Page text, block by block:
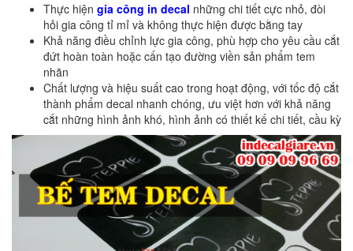
Thực hiện gia công in decal những chi tiết cực nhỏ, đòi
hỏi gia công tỉ mỉ và không thực hiện được bằng tay
Khả năng điều chỉnh lực gia công, phù hợp cho yêu cầu cắt
đứt hoàn toàn hoặc cấn tạo đường viền sản phẩm tem
nhãn
Chất lượng và hiệu suất cao trong hoạt động, với tốc độ cắt
thành phẩm decal nhanh chóng, ưu việt hơn với khả năng
cắt những hình ảnh khó, hình ảnh có thiết kế chi tiết, cầu kỳ